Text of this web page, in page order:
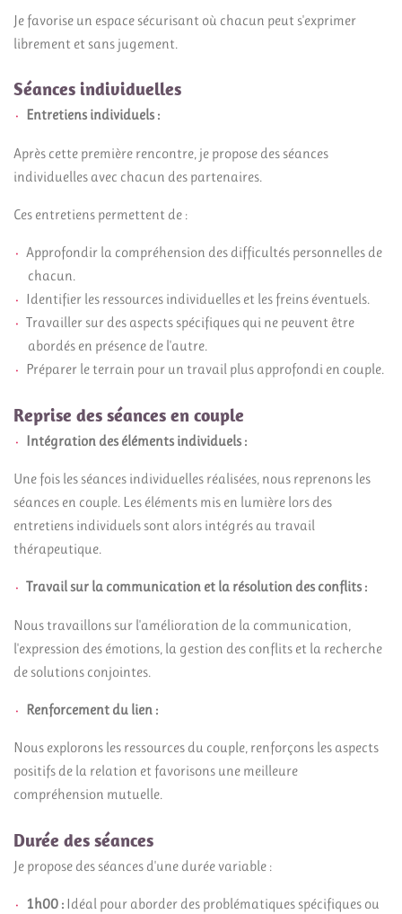
Je favorise un espace sécurisant où chacun peut s'exprimer
librement et sans jugement.
Séances individuelles
Entretiens individuels :
Après cette première rencontre, je propose des séances
individuelles avec chacun des partenaires.
Ces entretiens permettent de :
Approfondir la compréhension des difficultés personnelles de
chacun.
Identifier les ressources individuelles et les freins éventuels.
Travailler sur des aspects spécifiques qui ne peuvent être
abordés en présence de l'autre.
Préparer le terrain pour un travail plus approfondi en couple.
Reprise des séances en couple
Intégration des éléments individuels :
Une fois les séances individuelles réalisées, nous reprenons les
séances en couple. Les éléments mis en lumière lors des
entretiens individuels sont alors intégrés au travail
thérapeutique.
Travail sur la communication et la résolution des conflits :
Nous travaillons sur l'amélioration de la communication,
l'expression des émotions, la gestion des conflits et la recherche
de solutions conjointes.
Renforcement du lien :
Nous explorons les ressources du couple, renforçons les aspects
positifs de la relation et favorisons une meilleure
compréhension mutuelle.
Durée des séances
Je propose des séances d'une durée variable :
1h00 :Idéal pour aborder des problématiques spécifiques ou